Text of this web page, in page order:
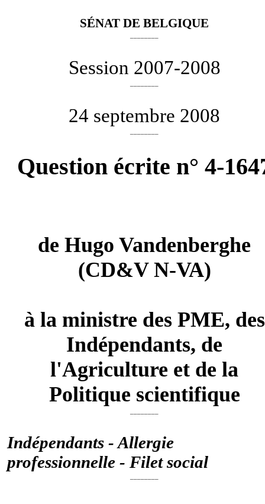
SÉNAT DE BELGIQUE
Session 2007-2008
24 septembre 2008
Question écrite n° 4-
deHugo Vandenberghe
(CD&V N-VA)
à la ministre des PME, des
Indépendants, de
l'Agriculture et de la
Politique scientifique
Indépendants - Allergie
professionnelle - Filet social